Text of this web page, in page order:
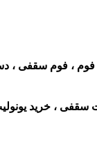
فوم ، فوم سقفی ،
سقفی ، خرید